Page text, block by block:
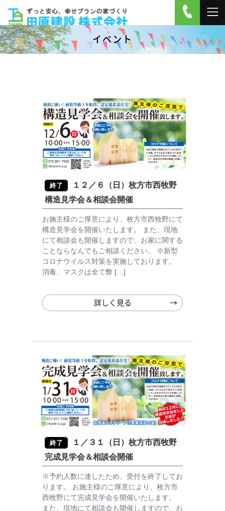
イベント
終了
１２／６（日）枚方市西牧野
構造見学会＆相談会開催
お施主様のご厚意により、枚方市西牧野にて
構造見学会を開催いたします。 また、現地
にて相談会も開催しますので、お家に関する
ことならなんでもご相談ください。 ※新型
コロナウイルス対策を実施しております。
消毒、マスクは全て弊 […]
詳しく見る
終了
１／３１（日）枚方市西牧野
完成見学会＆相談会開催
※予約人数に達したため、受付を終了してお
ります。 お施主様のご厚意により、枚方市
西牧野にて完成見学会を開催いたします。
また、現地にて相談会も開催しますので、お